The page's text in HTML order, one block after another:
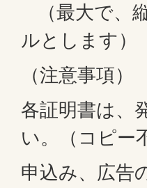
（最大で、
ルとします）
（注意事項）
各証明書は、
い。（コピー
申込み、広告